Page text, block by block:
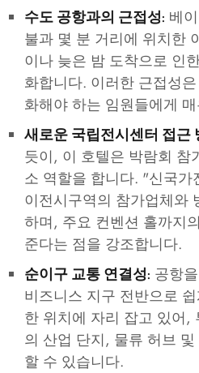
수도 공항과의 근접성: 베
불과 몇 분 거리에 위치한
이나 늦은 밤 도착으로 인
화합니다. 이러한 근접성
화해야 하는 임원들에게
새로운 국립전시센터 접근
듯이, 이 호텔은 박람회 참
소 역할을 합니다. "신국
이전시구역의 참가업체와
하며, 주요 컨벤션 홀까지
준다는 점을 강조합니다.
순이구 교통 연결성: 공항
비즈니스 지구 전반으로
한 위치에 자리 잡고 있어,
의 산업 단지, 물류 허브
할 수 있습니다.